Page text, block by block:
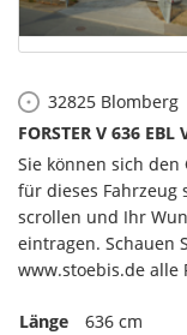
32825 Blomberg
FORSTER V 636 EBL
Sie können sich
für dieses
scrollen und Ihr
eintragen. Schauen
www.stoebis.de alle
Länge
636 cm